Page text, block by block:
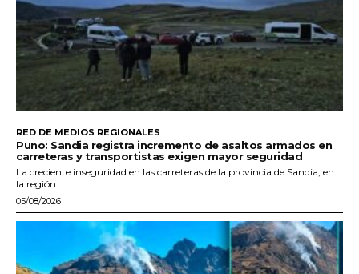
RED DE MEDIOS REGIONALES
Puno: Sandia registra incremento de asaltos armados en
carreteras y transportistas exigen mayor seguridad
La creciente inseguridad en las carreteras de la provincia de Sandia, en
la región...
05/08/2026